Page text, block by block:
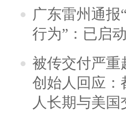
广东雷州通
行为”：已启
被传交付严重
创始人回应：
人长期与美